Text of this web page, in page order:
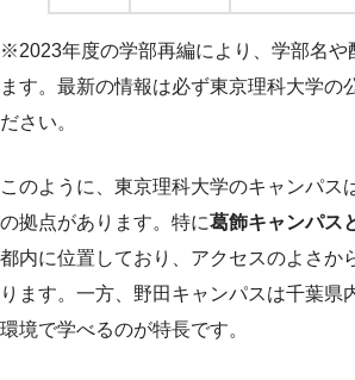
※2023年度の学部再編により、学部名や
ます。最新の情報は必ず東京理科大学の
ださい。
このように、東京理科大学のキャンパス
の拠点があります。特に葛飾キャンパス
都内に位置しており、アクセスのよさか
ります。一方、野田キャンパスは千葉県
環境で学べるのが特長です。